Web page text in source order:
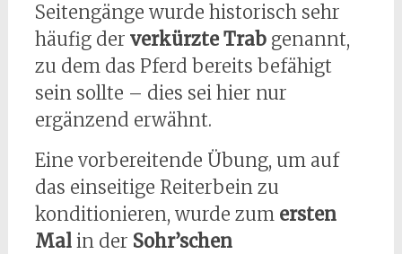
Seitengänge wurde historisch sehr
häufig der verkürzte Trabgenannt,
zu dem das Pferd bereits befähigt
sein sollte – dies sei hier nur
ergänzend erwähnt.
Eine vorbereitende Übung, um auf
das einseitige Reiterbein zu
konditionieren, wurde zum ersten
Malin der Sohr’schen